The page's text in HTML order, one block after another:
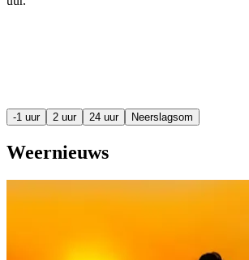
-1 uur 2 uur 24 uur Neerslagsom
Weernieuws